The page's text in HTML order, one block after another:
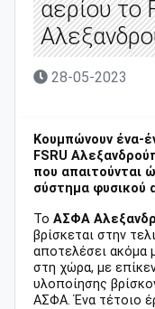
αερίου το
28-05-2023
Κουμπώνουν ένα-
FSRU
που απαιτούνται
σύστημα φυσικού
Το ΑΣΦΑ
βρίσκεται στην
αποτελέσει ακόμα
στη χώρα, με
υλοποίησης
ΑΣΦΑ. Ένα τέτοιο